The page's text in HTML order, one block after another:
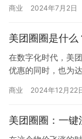
商业 2024年7月2日
美团圈圈是什
在数字化时代，美
优惠的同时，也为
分享优…
商业 2024年12月22
美团圈圈：一